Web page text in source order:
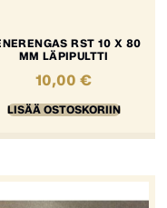
RST 10 X 80
MM LÄPIPULTTI
10,00€
LISÄÄ OSTOSKORIIN